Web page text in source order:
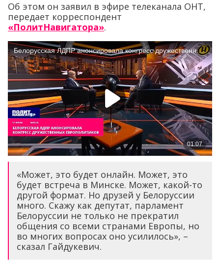
Об этом он заявил в эфире телеканала ОНТ,
передает корреспондент
«ПолитНавигатора».
«Может, это будет онлайн. Может, это
будет встреча в Минске. Может, какой-то
другой формат. Но друзей у Белоруссии
много. Скажу как депутат, парламент
Белоруссии не только не прекратил
общения со всеми странами Европы, но
во многих вопросах оно усилилось», –
сказал Гайдукевич.